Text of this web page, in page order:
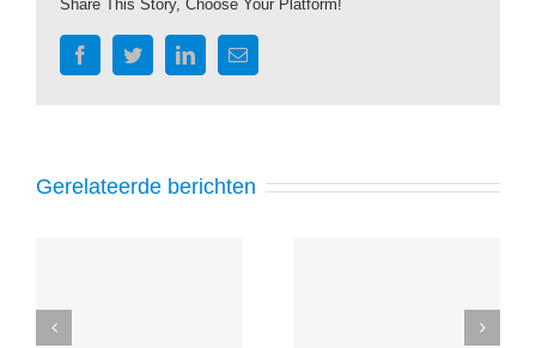
Share This Story, Choose Your Platform!
FacebookTwitterLinkedIn
E-
mail
Gerelateerde berichten